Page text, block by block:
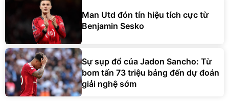
Man Utd đón tín hiệu tích cực từ
Benjamin Sesko
Sự sụp đổ của Jadon Sancho: Từ
bom tấn 73 triệu bảng đến dự đoán
giải nghệ sớm